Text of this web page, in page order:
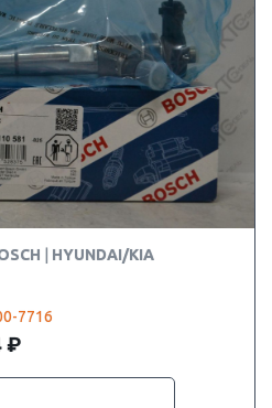
HYUNDAI/KIA
7716
₽